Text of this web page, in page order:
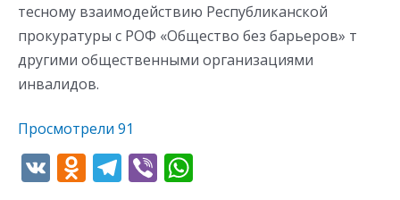
тесному взаимодействию Республиканской
прокуратуры с РОФ «Общество без барьеров» т
другими общественными организациями
инвалидов.
Просмотрели 91
V O T Vi